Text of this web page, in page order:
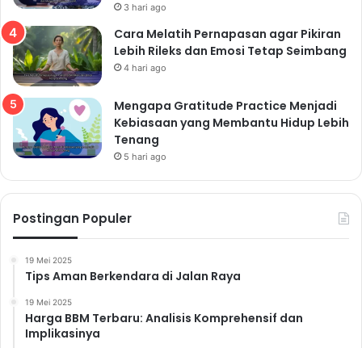
Read Also:
“Gak Ribet, Gak Mahal! Inilah Rutinitas Harian
Sehat yang Bisa Kamu Lakukan Mulai Hari
Ini”
“Mulai dari Sekarang! 21 Tips Hidup Sehat
yang Wajib Kamu Terapkan Setiap Hari agar
Tubuh Tetap Fit dan Bebas Penyakit”
Teknik Relaksasi
Luangkan waktu untuk melakukan teknik relaksasi,
seperti meditasi, yoga, atau pernapasan dalam. Teknik
ini dapat membantu mengurangi tingkat stres dan
meningkatkan kesejahteraan mental.
3 hari ago
Cara Melatih Pernapasan agar Pikiran
Lebih Rileks dan Emosi Tetap Seimbang
4 hari ago
Mengapa Gratitude Practice Menjadi
Kebiasaan yang Membantu Hidup Lebih
Tenang
5 hari ago
Postingan Populer
19 Mei 2025
Tips Aman Berkendara di Jalan Raya
19 Mei 2025
Harga BBM Terbaru: Analisis Komprehensif dan
Implikasinya